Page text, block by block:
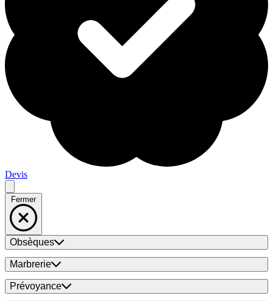
Devis
Fermer
Obsèques
Marbrerie
Prévoyance